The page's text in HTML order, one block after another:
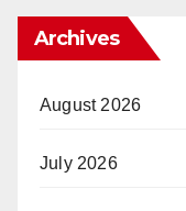
Archives
August 2026
July 2026